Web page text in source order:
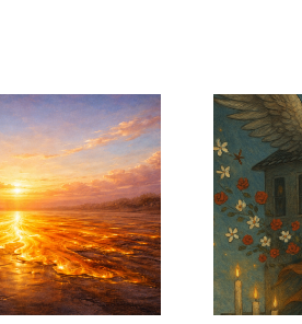
«Día de difuntos»